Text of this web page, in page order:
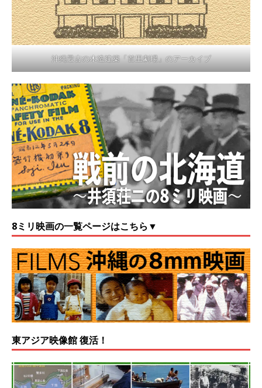
沖縄最古の木造建築「首里劇場」のアーカイブ
8ミリ映画の一覧ページはこちら▼
東アジア映像館 復活！